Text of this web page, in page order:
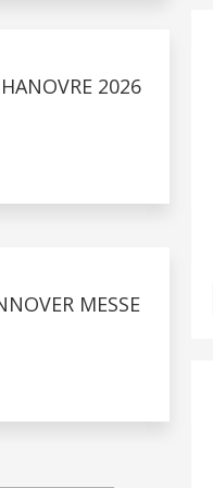
2026
MESSE